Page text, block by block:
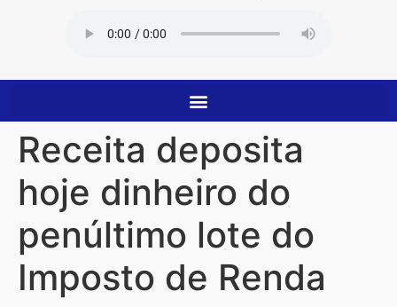
Receita deposita
hoje dinheiro do
penúltimo lote do
Imposto de Renda